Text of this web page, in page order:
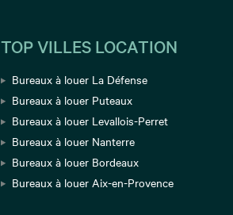
TOP VILLES LOCATION
Bureaux à louer La Défense
Bureaux à louer Puteaux
Bureaux à louer Levallois-Perret
Bureaux à louer Nanterre
Bureaux à louer Bordeaux
Bureaux à louer Aix-en-Provence